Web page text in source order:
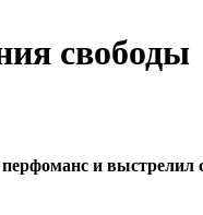
свободы
и выстрелил